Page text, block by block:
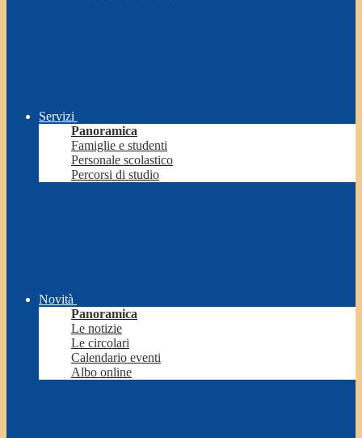
Servizi
Panoramica
Famiglie e studenti
Personale scolastico
Percorsi di studio
Novità
Panoramica
Le notizie
Le circolari
Calendario eventi
Albo online